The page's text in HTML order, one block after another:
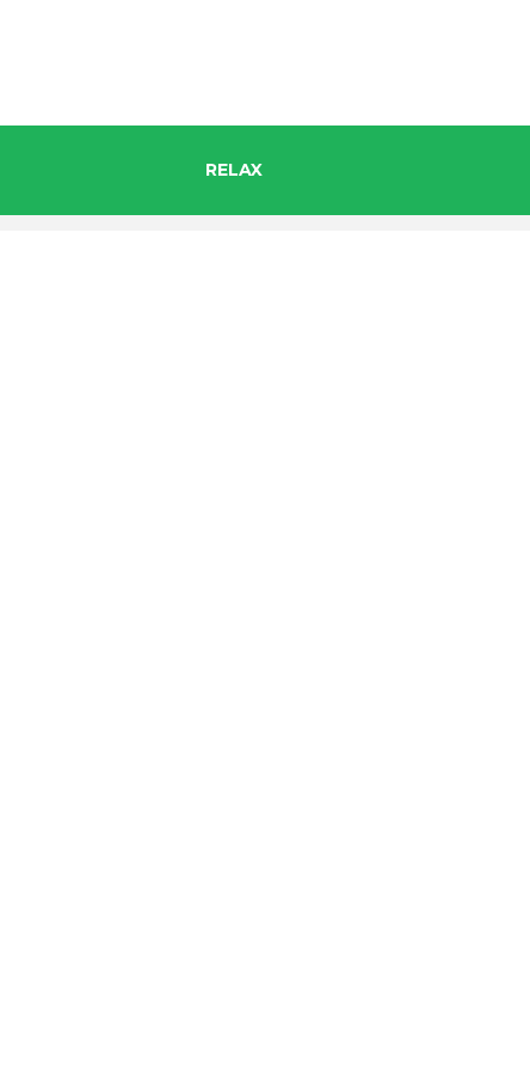
RELAX